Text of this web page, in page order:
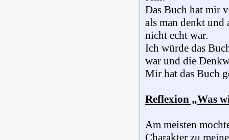
Das Buch hat mir
als man denkt und
nicht echt war.
Ich würde das
war und die
Mir hat das Buch
Reflexion „Was
Am meisten